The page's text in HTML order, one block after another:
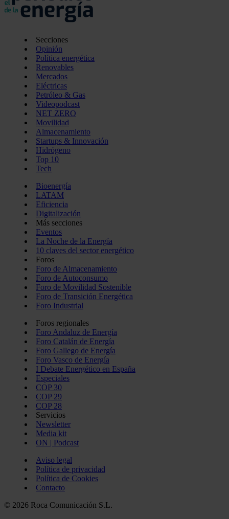
Secciones
Opinión
Política energética
Renovables
Mercados
Eléctricas
Petróleo & Gas
Videopodcast
NET ZERO
Movilidad
Almacenamiento
Startups & Innovación
Hidrógeno
Top 10
Tech
Bioenergía
LATAM
Eficiencia
Digitalización
Más secciones
Eventos
La Noche de la Energía
10 claves del sector energético
Foros
Foro de Almacenamiento
Foro de Autoconsumo
Foro de Movilidad Sostenible
Foro de Transición Energética
Foro Industrial
Foros regionales
Foro Andaluz de Energía
Foro Catalán de Energía
Foro Gallego de Energía
Foro Vasco de Energía
I Debate Energético en España
Especiales
COP 30
COP 29
COP 28
Servicios
Newsletter
Media kit
ON | Podcast
Aviso legal
Política de privacidad
Política de Cookies
Contacto
© 2026 Roca Comunicación S.L.